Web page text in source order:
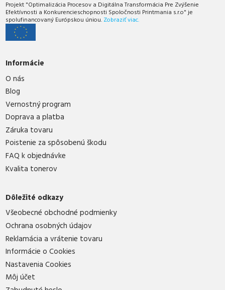
Projekt "Optimalizácia Procesov a Digitálna Transformácia Pre Zvýšenie
Efektívnosti a Konkurencieschopnosti Spoločnosti Printmania s.r.o" je
spolufinancovaný Európskou úniou. Zobraziť viac.
Informácie
O nás
Blog
Vernostný program
Doprava a platba
Záruka tovaru
Poistenie za spôsobenú škodu
FAQ k objednávke
Kvalita tonerov
Dôležité odkazy
Všeobecné obchodné podmienky
Ochrana osobných údajov
Reklamácia a vrátenie tovaru
Informácie o Cookies
Nastavenia Cookies
Môj účet